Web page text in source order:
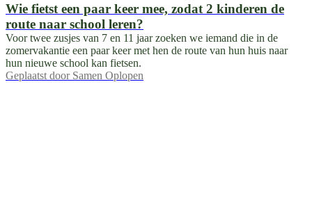
Wie fietst een paar keer mee, zodat 2 kinderen de
route naar school leren?
Voor twee zusjes van 7 en 11 jaar zoeken we iemand die in de
zomervakantie een paar keer met hen de route van hun huis naar
hun nieuwe school kan fietsen.
Geplaatst door Samen Oplopen